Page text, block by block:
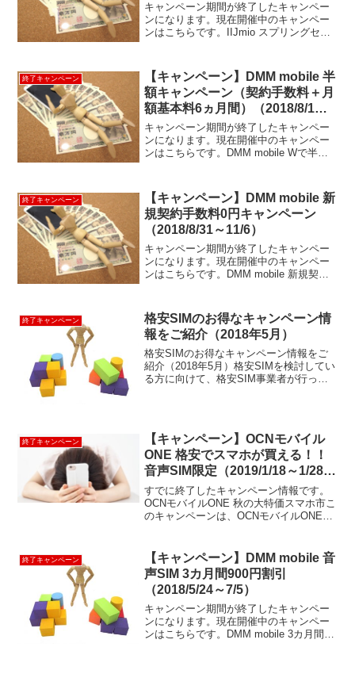
キャンペーン期間が終了したキャンペー
ンになります。現在開催中のキャンペー
ンはこちらです。IIJmio スプリングセー
が延長されていました。スマホと音声
SIMセ...
終了キャンペーン
【キャンペーン】DMM mobile 半
額キャンペーン（契約手数料＋月
額基本料6ヵ月間）（2018/8/1～
8/31）
キャンペーン期間が終了したキャンペー
ンになります。現在開催中のキャンペー
ンはこちらです。DMM mobile Wで半額
です。対象期間中に申し込むだけで、
新...
終了キャンペーン
【キャンペーン】DMM mobile 新
規契約手数料0円キャンペーン
（2018/8/31～11/6）
キャンペーン期間が終了したキャンペー
ンになります。現在開催中のキャンペー
ンはこちらです。DMM mobile 新規契約
り、以前にも開催したことがある新規契
約手数料が0円...
終了キャンペーン
格安SIMのお得なキャンペーン情
報をご紹介（2018年5月）
格安SIMのお得なキャンペーン情報をご
紹介（2018年5月）格安SIMを検討してい
る方に向けて、格安SIM事業者が行って
換えた方が...
終了キャンペーン
【キャンペーン】OCNモバイル
ONE 格安でスマホが買える！！
音声SIM限定（2019/1/18～1/28
11:00）
すでに終了したキャンペーン情報です。
OCNモバイルONE 秋の大特価スマホ市こ
のキャンペーンは、OCNモバイルONEが
す。今回の目玉は、HUAWEI nova 3 が
2...
終了キャンペーン
【キャンペーン】DMM mobile 音
声SIM 3カ月間900円割引
（2018/5/24～7/5）
キャンペーン期間が終了したキャンペー
ンになります。現在開催中のキャンペー
ンはこちらです。DMM mobile 3カ月間